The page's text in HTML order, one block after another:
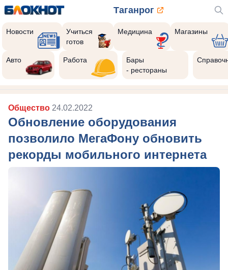
Таганрог
Новости
Учиться
готов
Медицина Магазины
Авто Работа
Бары
- рестораны
Общество 24.02.2022
Обновление оборудования
позволило МегаФону обновить
рекорды мобильного интернета